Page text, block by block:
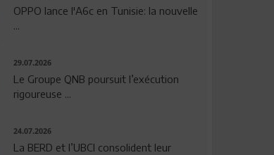
OPPO lance l'A6c en Tunisie: la nouvelle
29.07.2026
Le Groupe QNB poursuit l’exécution
rigoureuse ...
24.07.2026
La BERD et l’UBCI consolident leur